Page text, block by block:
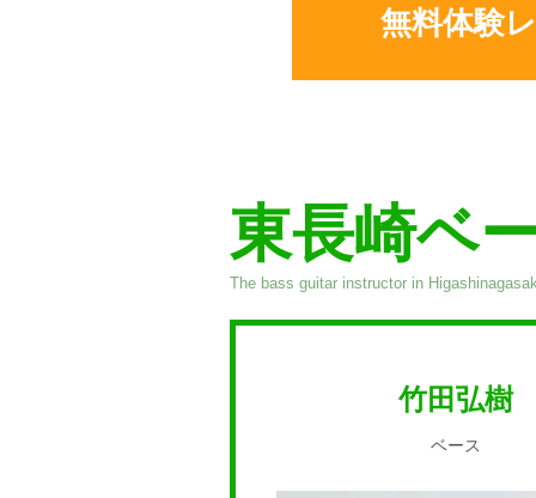
無料体験
東長崎ベ
The bass guitar instructor in
竹田弘樹
ベース